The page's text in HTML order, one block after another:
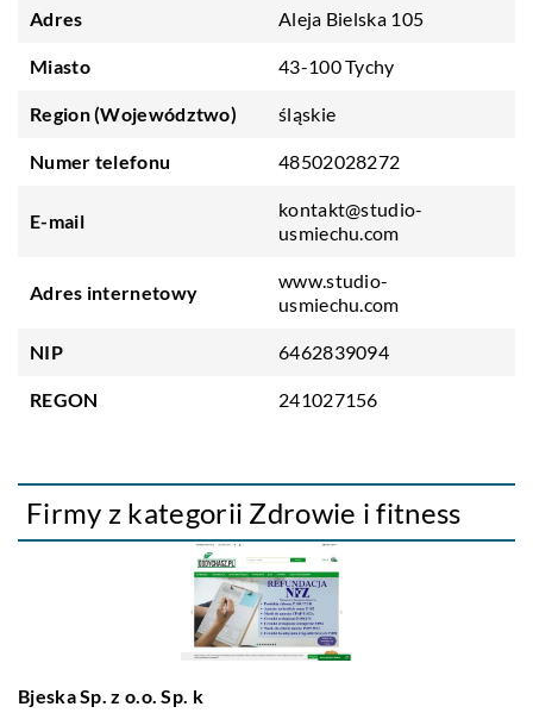
Adres Aleja Bielska 105
Miasto 43-100 Tychy
Region (Województwo) śląskie
Numer telefonu 48502028272
E-mail
kontakt@studio-
usmiechu.com
Adres internetowy
www.studio-
usmiechu.com
NIP 6462839094
REGON 241027156
Firmy z kategorii Zdrowie i fitness
Bjeska Sp. z o.o. Sp. k